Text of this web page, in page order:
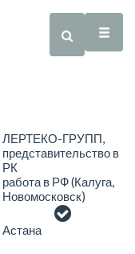
ЛЕРТЕКО-ГРУПП,
представительство в
РК
работа в РФ (Калуга,
Новомосковск)
Астана